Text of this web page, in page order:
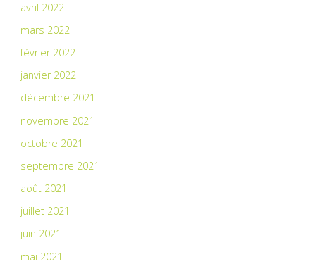
avril 2022
mars 2022
février 2022
janvier 2022
décembre 2021
novembre 2021
octobre 2021
septembre 2021
août 2021
juillet 2021
juin 2021
mai 2021